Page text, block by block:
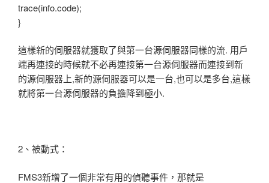
trace(info.code);
}
這樣新的伺服器就獲取了與第一台源伺服器同樣的流. 用戶
端再連接的時候就不必再連接第一台源伺服器而連接到新
的源伺服器上,新的源伺服器可以是一台,也可以是多台,這樣
就將第一台源伺服器的負擔降到極小.
2、被動式：
FMS3新增了一個非常有用的偵聽事件，那就是